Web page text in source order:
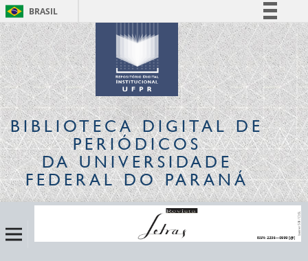
BRASIL
Simplifique!
Comunica BR
Participe
Acesso à informação
Legislação
Canais
BIBLIOTECA DIGITALDE
PERIÓDICOS
DA UNIVERSIDADE
FEDERAL DO PARANÁ